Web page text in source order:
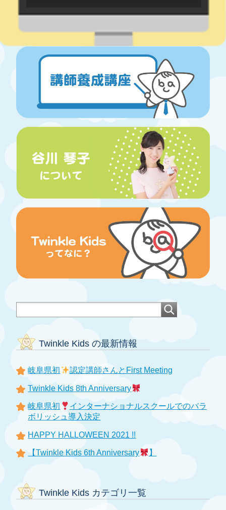
Twinkle Kids の最新情報
岐阜県初 認定講師さんとFirst Meeting
Twinkle Kids 8th Anniversary
岐阜県初
インターナショナルスクールでのバラ
ボリッシュ導入決定
HAPPY HALLOWEEN 2021 !!
【Twinkle Kids 6th Anniversary 】
Twinkle Kids カテゴリ一覧